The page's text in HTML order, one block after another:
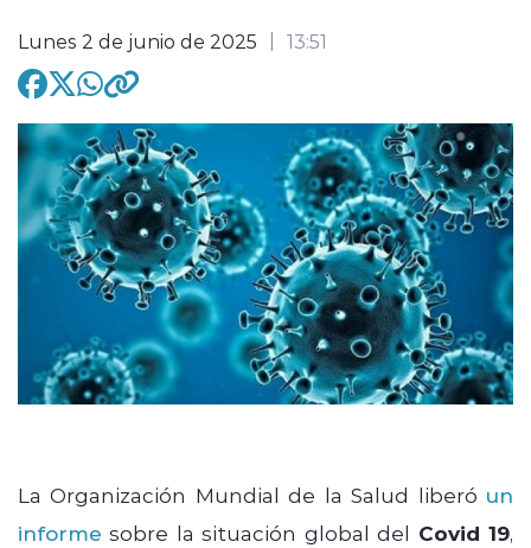
modo claro
Lunes 2 de junio de 2025 13:51
La Organización Mundial de la Salud liberó un
informe sobre la situación global del Covid 19,